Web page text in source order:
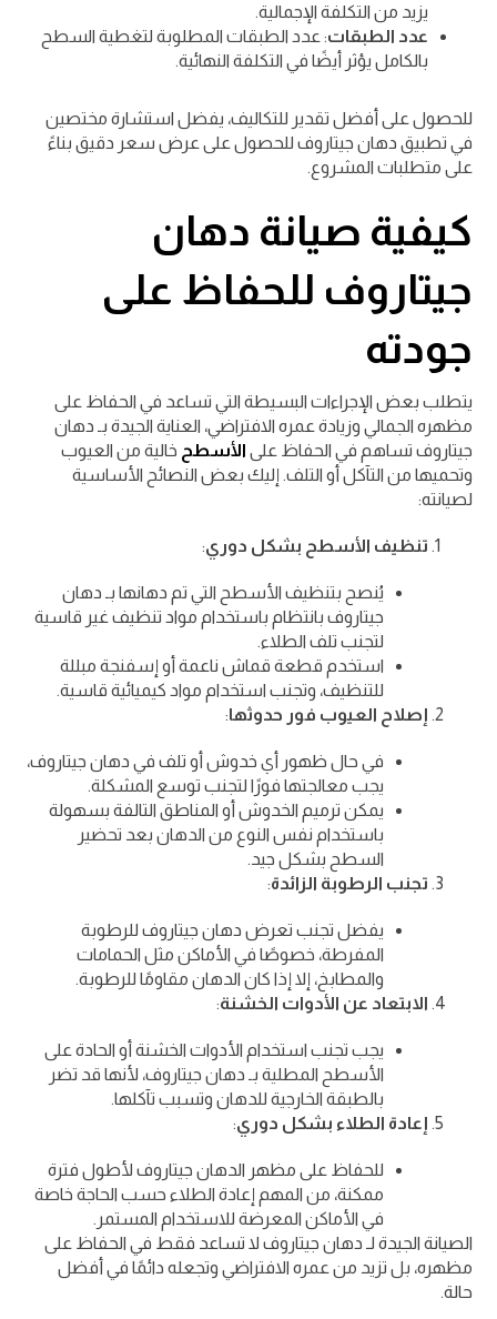
يزيد من التكلفة الإجمالية.
عدد الطبقات: عدد الطبقات المطلوبة لتغطية السطح
بالكامل يؤثر أيضًا في التكلفة النهائية.
للحصول على أفضل تقدير للتكاليف، يفضل استشارة مختصين
في تطبيق دهان جيتاروف للحصول على عرض سعر دقيق بناءً
على متطلبات المشروع.
كيفية صيانة دهان
جيتاروف للحفاظ على
جودته
يتطلب بعض الإجراءات البسيطة التي تساعد في الحفاظ على
مظهره الجمالي وزيادة عمره الافتراضي، العناية الجيدة بـ دهان
جيتاروف تساهم في الحفاظ على الأسطح خالية من العيوب
وتحميها من التآكل أو التلف. إليك بعض النصائح الأساسية
لصيانته:
تنظيف الأسطح بشكل دوري:
يُنصح بتنظيف الأسطح التي تم دهانها بـ دهان
جيتاروف بانتظام باستخدام مواد تنظيف غير قاسية
لتجنب تلف الطلاء.
استخدم قطعة قماش ناعمة أو إسفنجة مبللة
للتنظيف، وتجنب استخدام مواد كيميائية قاسية.
إصلاح العيوب فور حدوثها:
في حال ظهور أي خدوش أو تلف في دهان جيتاروف،
يجب معالجتها فورًا لتجنب توسع المشكلة.
يمكن ترميم الخدوش أو المناطق التالفة بسهولة
باستخدام نفس النوع من الدهان بعد تحضير
السطح بشكل جيد.
تجنب الرطوبة الزائدة:
يفضل تجنب تعرض دهان جيتاروف للرطوبة
المفرطة، خصوصًا في الأماكن مثل الحمامات
والمطابخ، إلا إذا كان الدهان مقاومًا للرطوبة.
الابتعاد عن الأدوات الخشنة:
يجب تجنب استخدام الأدوات الخشنة أو الحادة على
الأسطح المطلية بـ دهان جيتاروف، لأنها قد تضر
بالطبقة الخارجية للدهان وتسبب تآكلها.
إعادة الطلاء بشكل دوري:
للحفاظ على مظهر الدهان جيتاروف لأطول فترة
ممكنة، من المهم إعادة الطلاء حسب الحاجة خاصة
في الأماكن المعرضة للاستخدام المستمر.
الصيانة الجيدة لـ دهان جيتاروف لا تساعد فقط في الحفاظ على
مظهره، بل تزيد من عمره الافتراضي وتجعله دائمًا في أفضل
حالة.